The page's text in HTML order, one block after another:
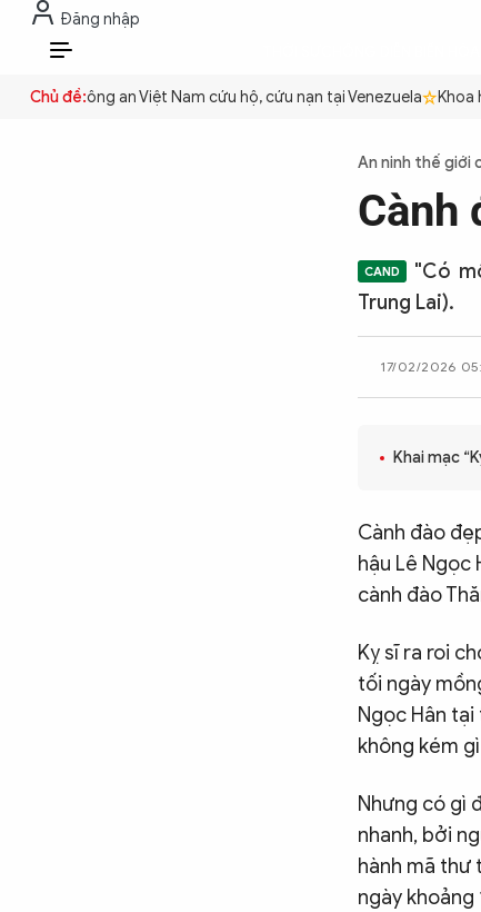
Đăng nhập
VI
Chủ đề:Công an Việt Nam cứu hộ, cứu nạn tại Venezuela Khoa
An ninh thế giới
Cành
"Có
Trung Lai).
17/02/2026
Khai mạc
Cành đào
hậu Lê Ngọc
cành đào
Kỵ sĩ ra roi
tối ngày
Ngọc Hân
không kém
Nhưng có gì
nhanh, bởi
hành mã thư
ngày